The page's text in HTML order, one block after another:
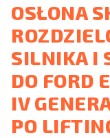
OSŁONA
SILNIKA I
DO FORD
IV
PO